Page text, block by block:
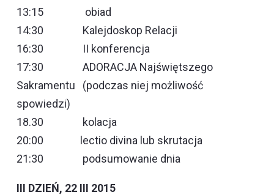
13:15 obiad
14:30 Kalejdoskop Relacji
16:30 II konferencja
17:30 ADORACJA Najświętszego
Sakramentu (podczas niej możliwość
spowiedzi)
18.30 kolacja
20:00 lectio divina lub skrutacja
21:30 podsumowanie dnia
III DZIEŃ, 22 III 2015